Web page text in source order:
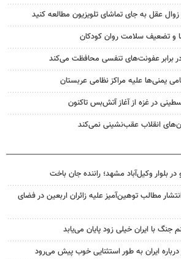
عقل به جای تماشای تلویزیون مطالعه کنید
و تضعیف سلامت روان کودکان
در برابر عفونت‌های تنفسی محافظت می‌کند
یمنی‌ها علیه مراکز نظامی عربستان
انقلاب عقب‌نشینی نمی‌کند
در بلوار وکیل‌آباد مشهد؛ راننده جان باخت
مطالب توهین‌آمیز علیه زائران اربعین در فضای
جنگ با ایران خیلی زود پایان می‌یابد
ایران به طور استثنایی خوب پیش می‌رود